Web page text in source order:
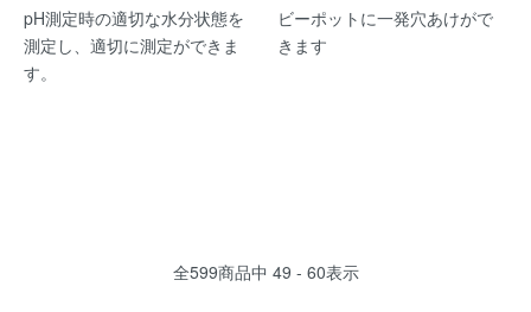
pH測定時の適切な水分状態を
測定し、適切に測定ができま
す。
ビーポットに一発穴あけがで
きます
全599商品中 49 - 60表示